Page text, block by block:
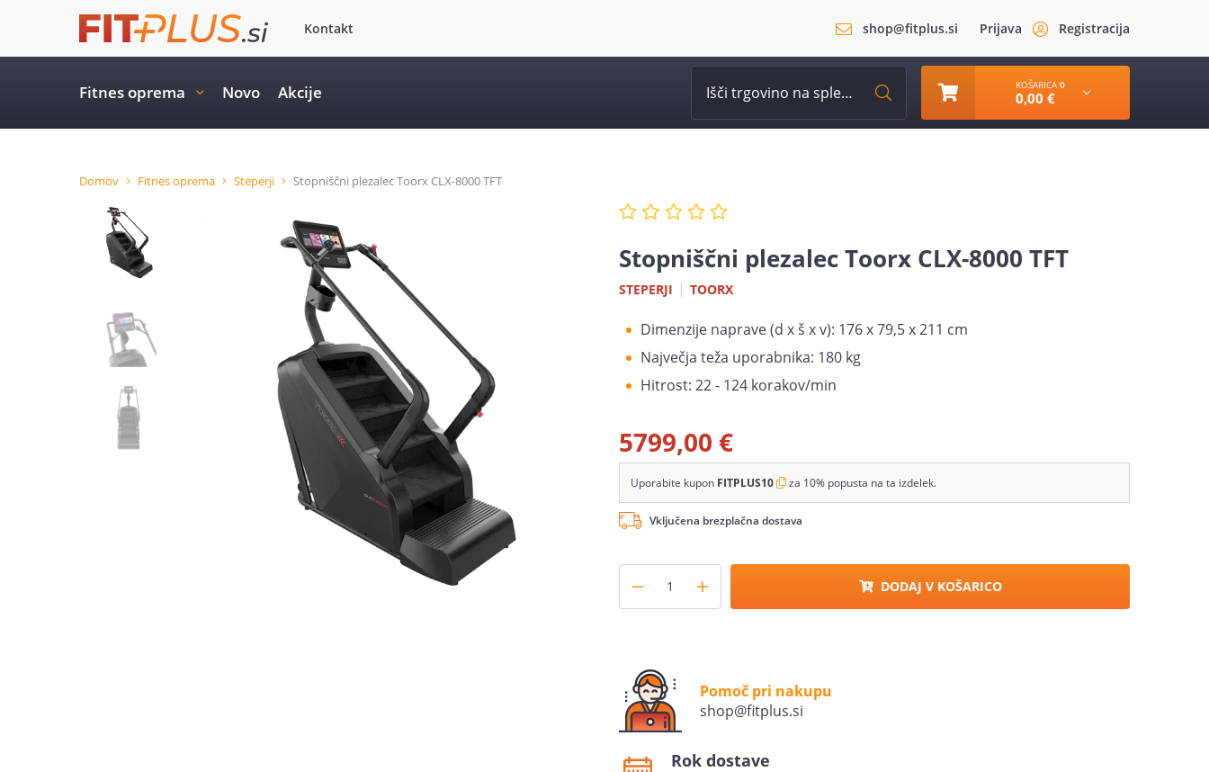
Kontakt shop@fitplus.si Prijava Registracija
Fitnes oprema Novo Akcije KOŠARICA 0
0,00 €
Domov Fitnes oprema Steperji Stopniščni plezalec Toorx CLX-8000 TFT
Stopniščni plezalec Toorx CLX-8000 TFT
STEPERJI | TOORX
Dimenzije naprave (d x š x v): 176 x 79,5 x 211 cm
Največja teža uporabnika: 180 kg
Hitrost: 22 - 124 korakov/min
5799,00 €
Uporabite kupon FITPLUS10 za 10% popusta na ta izdelek.
Vključena brezplačna dostava
DODAJ V KOŠARICO
Pomoč pri nakupu
shop@fitplus.si
Rok dostave